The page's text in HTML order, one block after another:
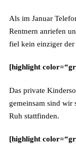
Als im Januar
Rentnern anriefen
fiel kein einziger
[highlight
Das private
gemeinsam sind wir
Ruh stattfinden.
[highlight